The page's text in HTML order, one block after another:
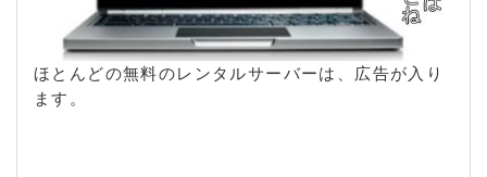
ほとんどの無料のレンタルサーバーは、広告が入り
ます。